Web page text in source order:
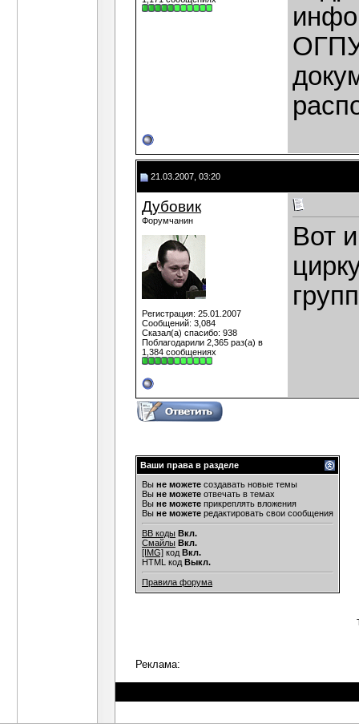
21.03.2007, 03:20
Дубовик
Форумчанин
Регистрация: 25.01.2007
Сообщений: 3,084
Сказал(а) спасибо: 938
Поблагодарили 2,365 раз(а) в
1,384 сообщениях
Вот
Ваши права в разделе
Вы не можете создавать новые темы
Вы не можете отвечать в темах
Вы не можете прикреплять вложения
Вы не можете редактировать свои сообщения
BB коды Вкл.
Смайлы Вкл.
[IMG] код Вкл.
HTML код Выкл.
Правила форума
Реклама: